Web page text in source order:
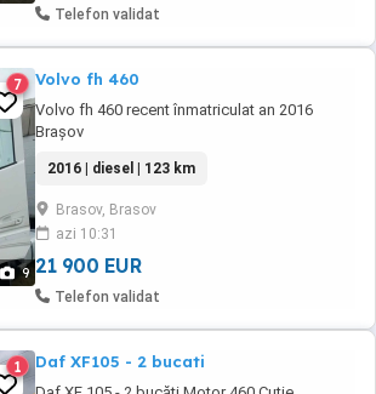
Telefon validat
9
7 Volvo fh 460
Volvo fh 460 recent înmatriculat an 2016
Brașov
2016 | diesel | 123 km
Brasov, Brasov
azi 10:31
21 900 EUR
Telefon validat
1 Daf XF105 - 2 bucati